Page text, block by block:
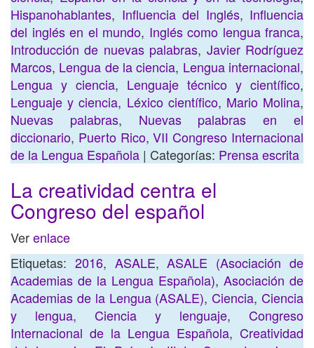
Hispanohablantes, Influencia del Inglés, Influencia
del inglés en el mundo, Inglés como lengua franca,
Introducción de nuevas palabras, Javier Rodríguez
Marcos, Lengua de la ciencia, Lengua internacional,
Lengua y ciencia, Lenguaje técnico y científico,
Lenguaje y ciencia, Léxico científico, Mario Molina,
Nuevas palabras, Nuevas palabras en el
diccionario, Puerto Rico,VII Congreso Internacional
de la Lengua Española | Categorías: Prensa escrita
La creatividad centra el
Congreso del español
Verenlace
Etiquetas: 2016, ASALE,ASALE (Asociación de
Academias de la Lengua Española), Asociación de
Academias de la Lengua (ASALE),Ciencia,Ciencia
y lengua, Ciencia y lenguaje, Congreso
Internacional de la Lengua Española, Creatividad